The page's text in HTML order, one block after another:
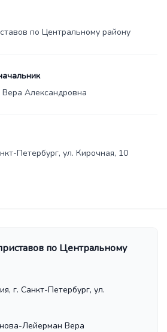
по Центральному району
Александровна
Петербург, ул. Кирочная, 10
по Центральному
г. Санкт-Петербург, ул.
Лейерман Вера